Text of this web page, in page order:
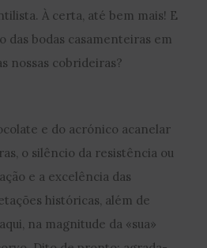
À certa, até bem mais! E
das bodas casamenteiras em
nossas cobrideiras?
e do acrónico acanelar
o silêncio da resistência ou
e a excelência das
históricas, além de
na magnitude da «sua»